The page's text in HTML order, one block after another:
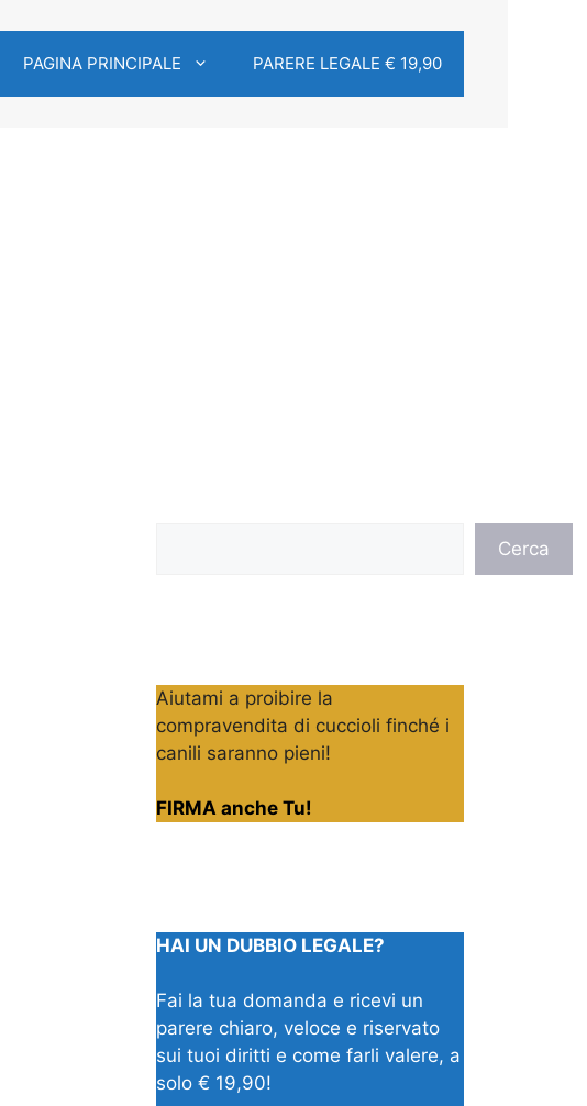
PAGINA PRINCIPALE PARERE LEGALE € 19,90
Cerca
Aiutami a proibire la
compravendita di cuccioli finché i
canili saranno pieni!
FIRMA anche Tu!
HAI UN DUBBIO LEGALE?
Fai la tua domanda e ricevi un
parere chiaro, veloce e riservato
sui tuoi diritti e come farli valere, a
solo € 19,90!